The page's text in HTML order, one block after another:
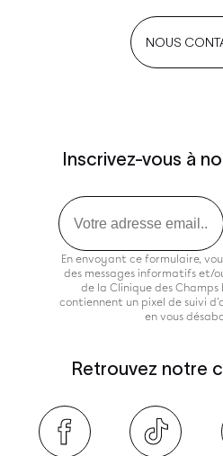
NOUS
Inscrivez-vous à
Email
En envoyant ce formulaire,
des messages informatifs et/
de la Clinique des Champs
contiennent un pixel de suivi
en vous
Retrouvez notre